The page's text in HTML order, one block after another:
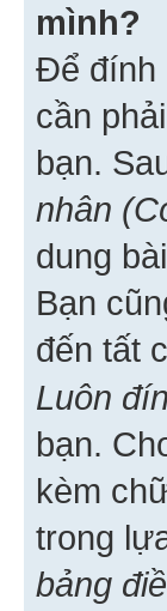
mình?
Để đính
cần
bạn.
nhân
dung
Bạn
đến tất
Luôn
bạn.
kèm
trong
bảng